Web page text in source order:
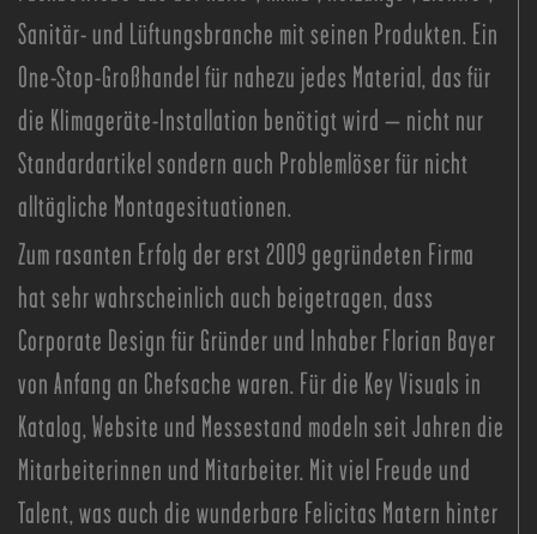
Sanitär- und Lüftungsbranche mit seinen Produkten. Ein
One-Stop-Großhandel für nahezu jedes Material, das für
die Klimageräte-Installation benötigt wird – nicht nur
Standardartikel sondern auch Problemlöser für nicht
alltägliche Montagesituationen.
Zum rasanten Erfolg der erst 2009 gegründeten Firma
hat sehr wahrscheinlich auch beigetragen, dass
Corporate Design für Gründer und Inhaber Florian Bayer
von Anfang an Chefsache waren. Für die Key Visuals in
Katalog, Website und Messestand modeln seit Jahren die
Mitarbeiterinnen und Mitarbeiter. Mit viel Freude und
Talent, was auch die wunderbare Felicitas Matern hinter